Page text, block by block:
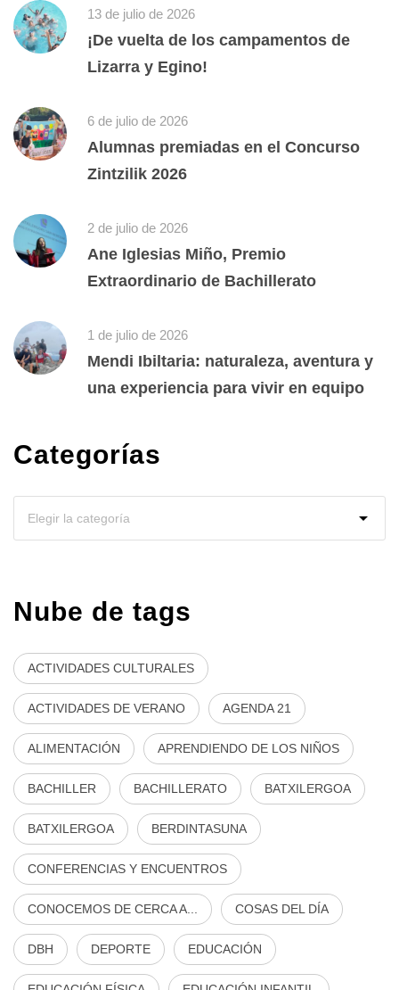
13 de julio de 2026
¡De vuelta de los campamentos de
Lizarra y Egino!
6 de julio de 2026
Alumnas premiadas en el Concurso
Zintzilik 2026
2 de julio de 2026
Ane Iglesias Miño, Premio
Extraordinario de Bachillerato
1 de julio de 2026
Mendi Ibiltaria: naturaleza, aventura y
una experiencia para vivir en equipo
Categorías
Nube de tags
ACTIVIDADES CULTURALES
ACTIVIDADES DE VERANO AGENDA 21
ALIMENTACIÓN APRENDIENDO DE LOS NIÑOS
BACHILLER BACHILLERATO BATXILERGOA
BATXILERGOA BERDINTASUNA
CONFERENCIAS Y ENCUENTROS
CONOCEMOS DE CERCA A... COSAS DEL DÍA
DBH DEPORTE EDUCACIÓN